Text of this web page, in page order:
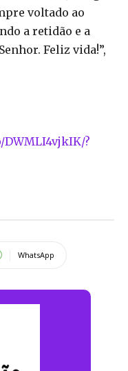
voltado ao
a retidão e a
Feliz vida!”,
?
WhatsApp